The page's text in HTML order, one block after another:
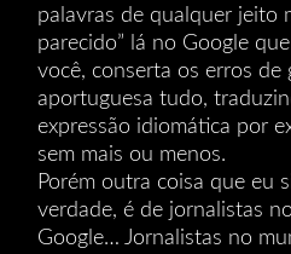
palavras de qualquer jeito
parecido” lá no Google
você, conserta os erros de
aportuguesa tudo,
expressão idiomática por
sem mais ou menos.
Porém outra coisa que eu
verdade, é de jornalistas
Google… Jornalistas no